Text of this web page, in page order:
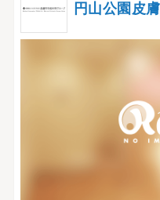
円山公園皮